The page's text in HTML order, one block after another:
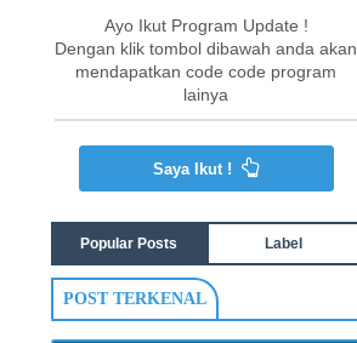
Ayo Ikut Program Update !
Dengan klik tombol dibawah anda akan
mendapatkan code code program
lainya
Saya Ikut !
Popular Posts Label
POST TERKENAL